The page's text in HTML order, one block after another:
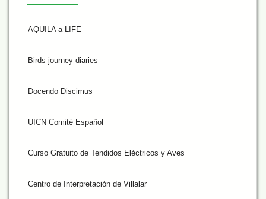
AQUILA a-LIFE
Birds journey diaries
Docendo Discimus
UICN Comité Español
Curso Gratuito de Tendidos Eléctricos y Aves
Centro de Interpretación de Villalar